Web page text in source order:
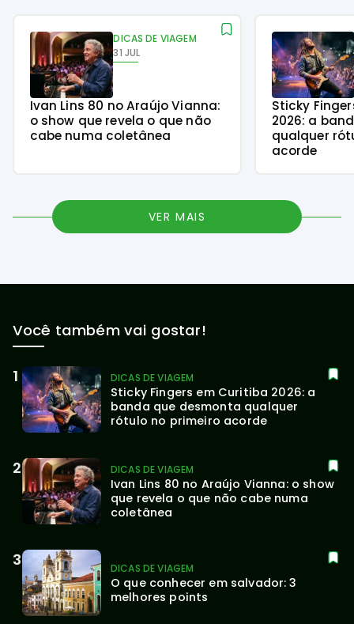
DICAS DE VIAGEM
31 JUL
Ivan Lins 80 no Araújo Vianna:
o show que revela o que não
cabe numa coletânea
Sticky
2026: a
qualquer
acorde
VER MAIS
Você também vai gostar!
DICAS DE VIAGEM
Sticky Fingers em Curitiba 2026: a
banda que desmonta qualquer
rótulo no primeiro acorde
DICAS DE VIAGEM
Ivan Lins 80 no Araújo Vianna: o show
que revela o que não cabe numa
coletânea
DICAS DE VIAGEM
O que conhecer em salvador: 3
melhores points